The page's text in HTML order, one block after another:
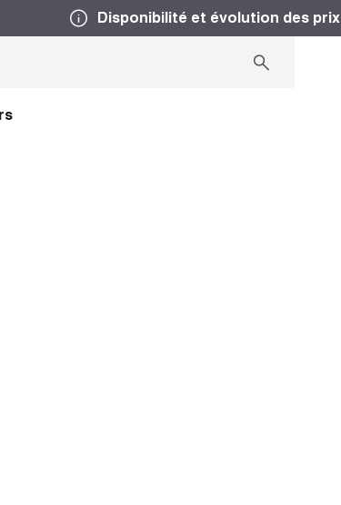
Disponibilité et évolution des prix